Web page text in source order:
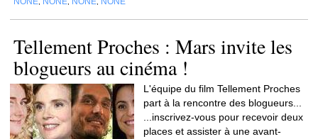
Tellement Proches : Mars invite les
blogueurs au cinéma !
L'équipe du film Tellement Proches
part à la rencontre des blogueurs...
...inscrivez-vous pour recevoir deux
places et assister à une avant-